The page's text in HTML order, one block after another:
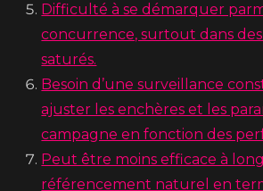
Difficulté à se démarquer
concurrence, surtout dans
saturés.
Besoin d’une surveillance
ajuster les enchères et les
campagne en fonction des
Peut être moins efficace à
référencement naturel en